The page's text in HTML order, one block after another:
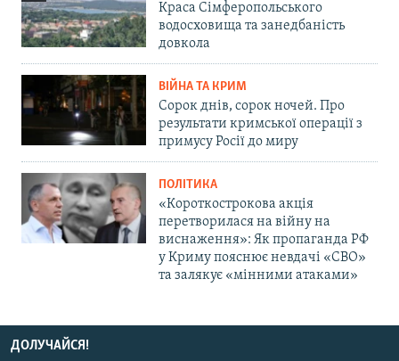
Краса Сімферопольського
водосховища та занедбаність
довкола
ВІЙНА ТА КРИМ
Сорок днів, сорок ночей. Про
результати кримської операції з
примусу Росії до миру
ПОЛІТИКА
«Короткострокова акція
перетворилася на війну на
виснаження»: Як пропаганда РФ
у Криму пояснює невдачі «СВО»
та залякує «мінними атаками»
ДОЛУЧАЙСЯ!